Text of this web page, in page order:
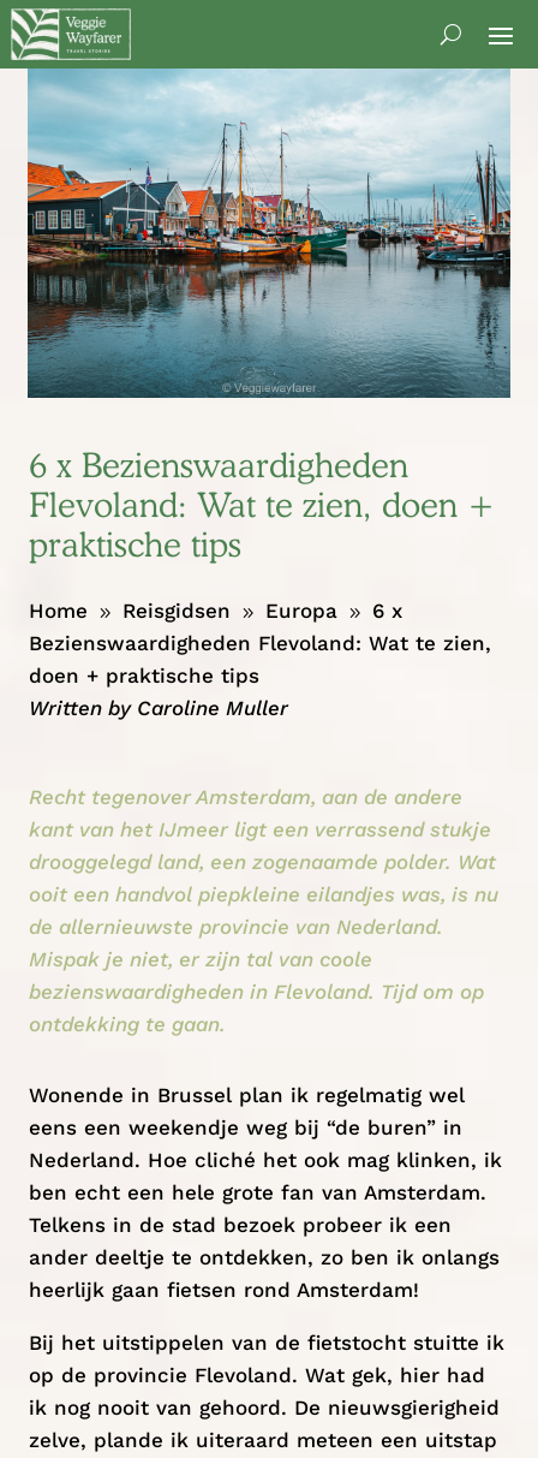
6 x Bezienswaardigheden
Flevoland: Wat te zien, doen +
praktische tips
Home 9 Reisgidsen 9 Europa 9
6 x
Bezienswaardigheden Flevoland: Wat te zien,
doen + praktische tips
Written by Caroline Muller
Recht tegenover Amsterdam, aan de andere
kant van het IJmeer ligt een verrassend stukje
drooggelegd land, een zogenaamde polder. Wat
ooit een handvol piepkleine eilandjes was, is nu
de allernieuwste provincie van Nederland.
Mispak je niet, er zijn tal van coole
bezienswaardigheden in Flevoland. Tijd om op
ontdekking te gaan.
Wonende in Brussel plan ik regelmatig wel
eens een weekendje weg bij “de buren” in
Nederland. Hoe cliché het ook mag klinken, ik
ben echt een hele grote fan van Amsterdam.
Telkens in de stad bezoek probeer ik een
ander deeltje te ontdekken, zo ben ik onlangs
heerlijk gaan fietsen rond Amsterdam!
Bij het uitstippelen van de fietstocht stuitte ik
op de provincie Flevoland. Wat gek, hier had
ik nog nooit van gehoord. De nieuwsgierigheid
zelve, plande ik uiteraard meteen een uitstap